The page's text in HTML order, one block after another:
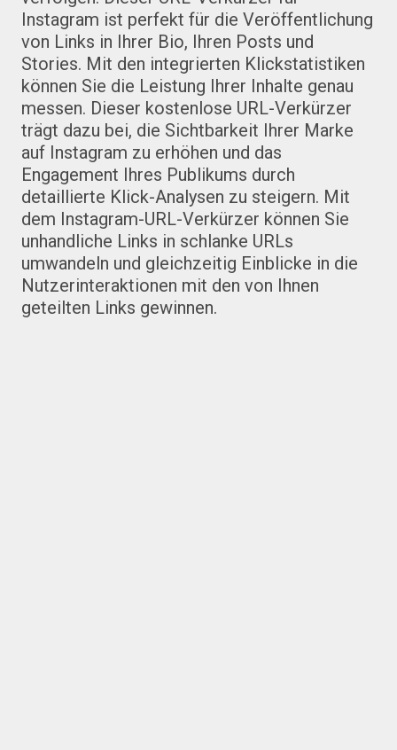
Instagram ist perfekt für die Veröffentlichung
von Links in Ihrer Bio, Ihren Posts und
Stories. Mit den integrierten Klickstatistiken
können Sie die Leistung Ihrer Inhalte genau
messen. Dieser kostenlose URL-Verkürzer
trägt dazu bei, die Sichtbarkeit Ihrer Marke
auf Instagram zu erhöhen und das
Engagement Ihres Publikums durch
detaillierte Klick-Analysen zu steigern. Mit
dem Instagram-URL-Verkürzer können Sie
unhandliche Links in schlanke URLs
umwandeln und gleichzeitig Einblicke in die
Nutzerinteraktionen mit den von Ihnen
geteilten Links gewinnen.